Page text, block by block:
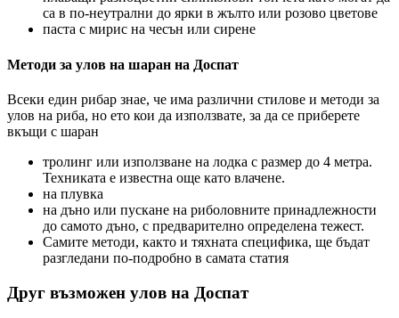
са в по-неутрални до ярки в жълто или розово цветове
паста с мирис на чесън или сирене
Методи за улов на шаран на Доспат
Всеки един рибар знае, че има различни стилове и методи за
улов на риба, но ето кои да използвате, за да се приберете
вкъщи с шаран
тролинг или използване на лодка с размер до 4 метра.
Техниката е известна още като влачене.
на плувка
на дъно или пускане на риболовните принадлежности
до самото дъно, с предварително определена тежест.
Самите методи, както и тяхната специфика, ще бъдат
разгледани по-подробно в самата статия
Друг възможен улов на Доспат